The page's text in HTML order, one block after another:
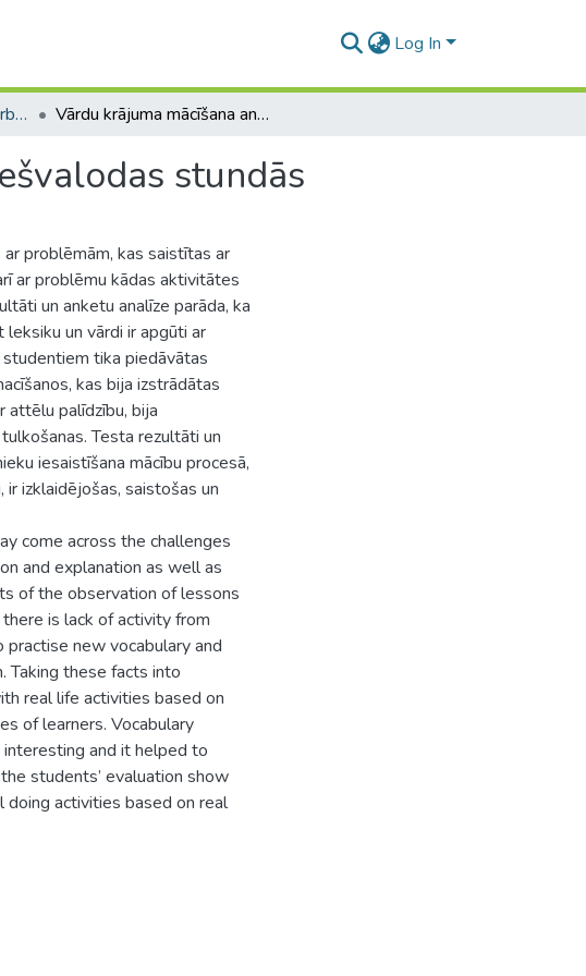
Log In
Bakalaura un maģistra darbi (HZF) / Bachelor's and Master's theses Vārdu krājuma mācīšana angļu valodas kā svešvalodas stundās
stundās
problēmām, kas saistītas ar
ar problēmu kādas aktivitātes
un anketu analīze parāda, ka
un vārdi ir apgūti ar
tika piedāvātas
kas bija izstrādātas
attēlu palīdzību, bija
Testa rezultāti un
iesaistīšana mācību procesā,
izklaidējošas, saistošas un
come across the challenges
and explanation as well as
of the observation of lessons
is lack of activity from
new vocabulary and
Taking these facts into
real life activities based on
of learners. Vocabulary
and it helped to
students’ evaluation show
activities based on real